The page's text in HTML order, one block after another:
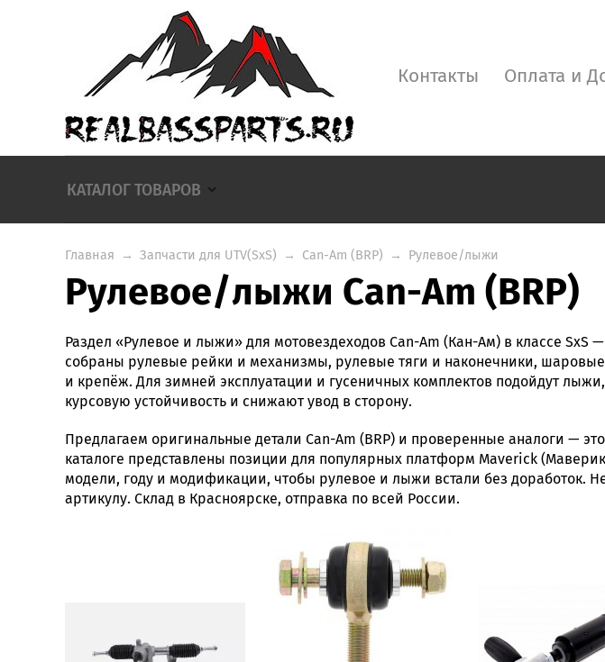
Контакты Оплата и
КАТАЛОГ ТОВАРОВ
Главная → Запчасти для UTV(SxS) → Can-Am (BRP) → Рулевое/лыжи
Рулевое/лыжи Can-Am (BRP)
Раздел «Рулевое и лыжи» для мотовездеходов Can-Am (Кан-Ам) в классе SxS
собраны рулевые рейки и механизмы, рулевые тяги и наконечники,
и крепёж. Для зимней эксплуатации и гусеничных комплектов подойдут
курсовую устойчивость и снижают увод в сторону.
Предлагаем оригинальные детали Can-Am (BRP) и проверенные аналоги —
каталоге представлены позиции для популярных платформ Maverick
модели, году и модификации, чтобы рулевое и лыжи встали без доработок.
артикулу. Склад в Красноярске, отправка по всей России.